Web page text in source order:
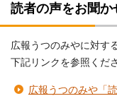
読者の声をお聞か
広報うつのみやに対す
下記リンクを参照くだ
広報うつのみや「読